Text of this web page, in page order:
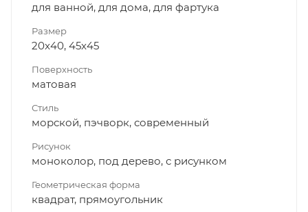
для ванной, для дома, для фартука
Размер
20x40, 45x45
Поверхность
матовая
Стиль
морской, пэчворк, современный
Рисунок
моноколор, под дерево, с рисунком
Геометрическая форма
квадрат, прямоугольник